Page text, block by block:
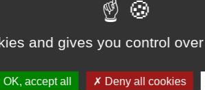
and gives you control
OK, accept all Deny all cookies